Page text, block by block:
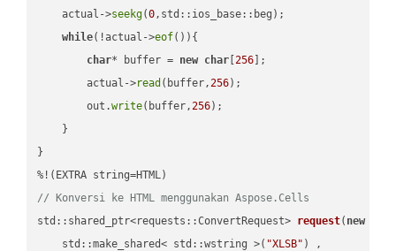
    actual->
seekg(0,std::ios_base::beg);
while(!actual->eof()){
char* buffer = new char [256 ];
        actual->
read (buffer,256);
        out.
write(buffer,256);
    }
}
// Konversi ke HTML menggunakan Aspose.Cells
std::shared_ptr<requests::ConvertRequest> request( new
    std::make_shared< std::wstring >(
"XLSB" ) ,